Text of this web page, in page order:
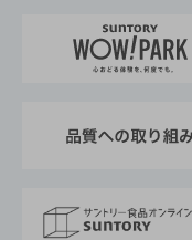
地域情報
サントリーサンバ
サントリーが考
企業概要
採用情報